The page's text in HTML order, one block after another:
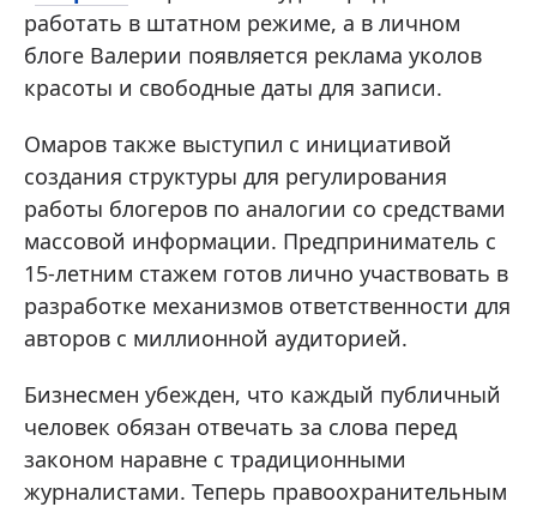
работать в штатном режиме, а в личном
блоге Валерии появляется реклама уколов
красоты и свободные даты для записи.
Омаров также выступил с инициативой
создания структуры для регулирования
работы блогеров по аналогии со средствами
массовой информации. Предприниматель с
15-летним стажем готов лично участвовать в
разработке механизмов ответственности для
авторов с миллионной аудиторией.
Бизнесмен убежден, что каждый публичный
человек обязан отвечать за слова перед
законом наравне с традиционными
журналистами. Теперь правоохранительным